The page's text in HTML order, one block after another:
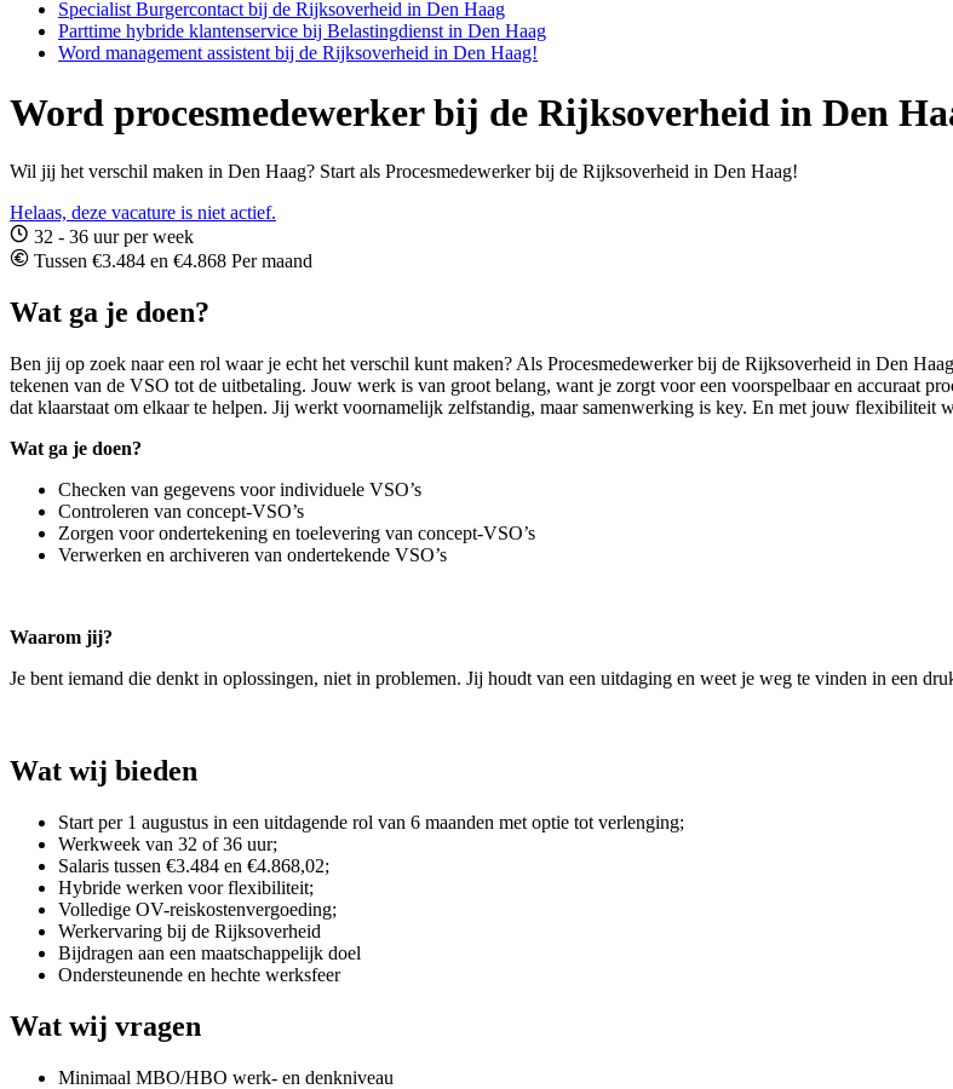
Specialist Burgercontact bij de Rijksoverheid in Den Haag
Parttime hybride klantenservice bij Belastingdienst in Den Haag
Word management assistent bij de Rijksoverheid in Den Haag!
Word procesmedewerker bij de Rijksoverheid in Den
Wil jij het verschil maken in Den Haag? Start als Procesmedewerker bij de Rijksoverheid in Den Haag!
Helaas, deze vacature is niet actief.
32 - 36 uur per week
Tussen €3.484 en €4.868 Per maand
Wat ga je doen?
Ben jij op zoek naar een rol waar je echt het verschil kunt maken? Als Procesmedewerker bij de Rijksoverheid in Den
tekenen van de VSO tot de uitbetaling. Jouw werk is van groot belang, want je zorgt voor een voorspelbaar en accuraat
dat klaarstaat om elkaar te helpen. Jij werkt voornamelijk zelfstandig, maar samenwerking is key. En met jouw flexibiliteit
Wat ga je doen?
Checken van gegevens voor individuele VSO’s
Controleren van concept-VSO’s
Zorgen voor ondertekening en toelevering van concept-VSO’s
Verwerken en archiveren van ondertekende VSO’s
Waarom jij?
Je bent iemand die denkt in oplossingen, niet in problemen. Jij houdt van een uitdaging en weet je weg te vinden in een
Wat wij bieden
Start per 1 augustus in een uitdagende rol van 6 maanden met optie tot verlenging;
Werkweek van 32 of 36 uur;
Salaris tussen €3.484 en €4.868,02;
Hybride werken voor flexibiliteit;
Volledige OV-reiskostenvergoeding;
Werkervaring bij de Rijksoverheid
Bijdragen aan een maatschappelijk doel
Ondersteunende en hechte werksfeer
Wat wij vragen
Minimaal MBO/HBO werk- en denkniveau